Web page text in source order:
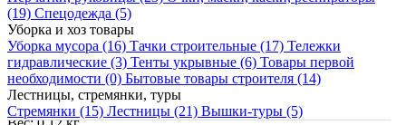
(19) Спецодежда (5)
Уборка и хоз товары
Уборка мусора (16) Тачки строительные (17) Тележки
гидравлические (3) Тенты укрывные (6) Товары первой
необходимости (0) Бытовые товары строителя (14)
Лестницы, стремянки, туры
Стремянки (15) Лестницы (21) Вышки-туры (5)
БИБЕР 50113 нож
строительный
усиленный 18мм
В наличии
Код товара:
03017003